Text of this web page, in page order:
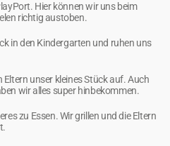
Hier können wir uns beim
richtig austoben.
in den Kindergarten und ruhen uns
unser kleines Stück auf. Auch
wir alles super hinbekommen.
zu Essen. Wir grillen und die Eltern